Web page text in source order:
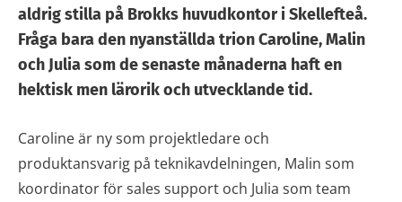
aldrig stilla på Brokks huvudkontor i Skellefteå.
Fråga bara den nyanställda trion Caroline, Malin
och Julia som de senaste månaderna haft en
hektisk men lärorik och utvecklande tid.
Caroline är ny som projektledare och
produktansvarig på teknikavdelningen, Malin som
koordinator för sales support och Julia som team